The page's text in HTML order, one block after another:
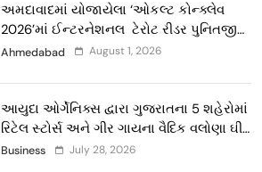
અમદાવાદમાં યોજાયેલા ‘ઓકલ્ટ કોન્ક્લેવ
2026’માં ઈન્ટરનેશનલ ટેરોટ રીડર પુનિતજી
લુલ્લા એ ટેરોટ કાર્ડ રીડિંગ અંગે માહિતી આપી
Ahmedabad August 1, 2026
આયુદા ઓર્ગેનિક્સ દ્વારા ગુજરાતના 5 શહેરોમાં
રિટેલ સ્ટોર્સ અને ગીર ગાયના વૈદિક વલોણા ઘી-
દૂધની શુદ્ધ સેવાઓ સાથે વ્યાપક વિસ્તરણ
Business July 28, 2026